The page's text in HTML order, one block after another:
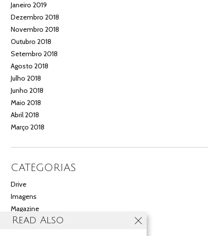
Janeiro 2019
Dezembro 2018
Novembro 2018
Outubro 2018
Setembro 2018
Agosto 2018
Julho 2018
Junho 2018
Maio 2018
Abril 2018
Março 2018
CATEGORIAS
Drive
Imagens
Magazine
Multimédia
Read Also